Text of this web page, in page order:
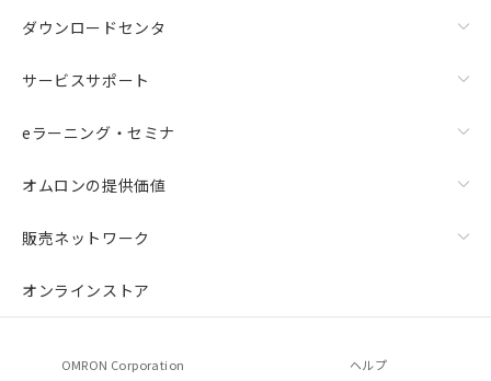
ダウンロードセンタ
サービスサポート
eラーニング・セミナ
オムロンの提供価値
販売ネットワーク
オンラインストア
OMRON Corporation ヘルプ